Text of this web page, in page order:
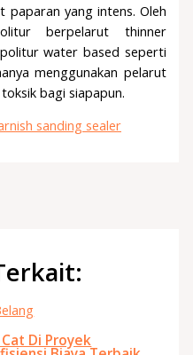
paparan yang intens. Oleh
berpelarut thinner
water based seperti
menggunakan pelarut
bagi siapapun.
Di Proyek